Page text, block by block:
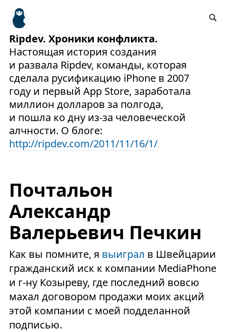
Ripdev. Хроники конфликта.
Настоящая история создания
и развала Ripdev, команды, которая
сделала русификацию iPhone в 2007
году и первый App Store, заработала
миллион долларов за полгода,
и пошла ко дну из-за человеческой
алчности. О блоге:
http://ripdev.com/2011/11/16/1/
Почтальон
Александр
Валерьевич Печкин
Как вы помните, я выиграл в Швейцарии
гражданский иск к компании MediaPhone
и г-ну Козыреву, где последний вовсю
махал договором продажи моих акций
этой компании с моей подделанной
подписью.